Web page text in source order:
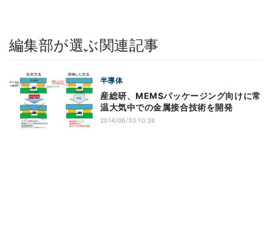
編集部が選ぶ関連記事
半導体
産総研、MEMSパッケージング向けに常
温大気中での金属接合技術を開発
2014/06/30 10:26